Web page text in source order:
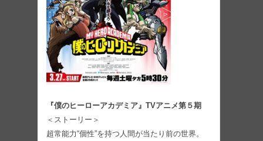
『僕のヒーローアカデミア』TVアニメ第５期
＜ストーリー＞
超常能力“個性”を持つ人間が当たり前の世界。